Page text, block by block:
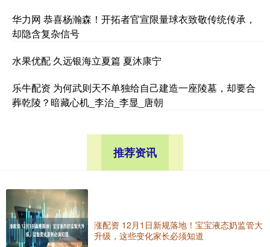
华力网 恭喜杨瀚森！开拓者官宣限量球衣致敬传统传承，
却隐含复杂信号
水果优配 久远银海立夏篇 夏沐康宁
乐牛配资 为何武则天不单独给自己建造一座陵墓，却要合
葬乾陵？暗藏心机_李治_李显_唐朝
推荐资讯
涨配资 12月1日新规落地！宝宝液态奶监管大
升级，这些变化家长必须知道